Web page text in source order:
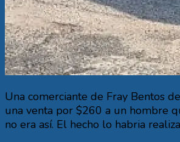
Una comerciante de Fray Bentos
una venta por $260 a un hombre
no era así. El hecho lo habria